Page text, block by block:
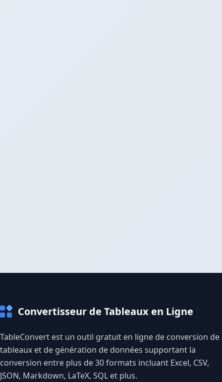
Convertisseur de Tableaux en Ligne
TableConvert est un outil gratuit en ligne de conversion de
tableaux et de génération de données supportant la
conversion entre plus de 30 formats incluant Excel, CSV,
JSON, Markdown, LaTeX, SQL et plus.